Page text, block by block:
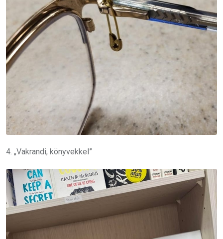
4. „Vakrandi, könyvekkel”